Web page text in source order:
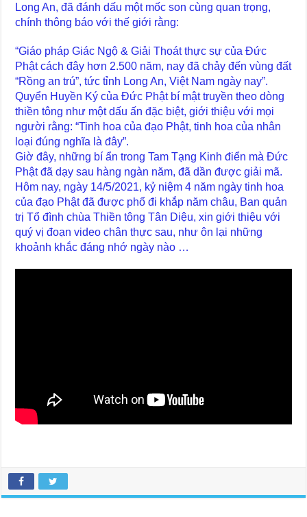
Long An, đã đánh dấu một mốc son cùng quan trọng,
chính thông báo với thế giới rằng:
“Giáo pháp Giác Ngộ & Giải Thoát thực sự của Đức
Phật cách đây hơn 2.500 năm, nay đã chảy đến vùng đất
“Rồng an trú”, tức tỉnh Long An, Việt Nam ngày nay”.
Quyển Huyền Ký của Đức Phật bí mật truyền theo dòng
thiền tông như một dấu ấn đặc biệt, giới thiệu với mọi
người rằng: “Tinh hoa của đạo Phật, tinh hoa của nhân
loại đúng nghĩa là đây”.
Giờ đây, những bí ẩn trong Tam Tạng Kinh điển mà Đức
Phật đã dạy sau hàng ngàn năm, đã dần được giải mã.
Hôm nay, ngày 14/5/2021, kỷ niệm 4 năm ngày tinh hoa
của đạo Phật đã được phổ đi khắp năm châu, Ban quản
trị Tổ đình chùa Thiền tông Tân Diệu, xin giới thiệu với
quý vị đoạn video chân thực sau, như ôn lại những
khoảnh khắc đáng nhớ ngày nào …